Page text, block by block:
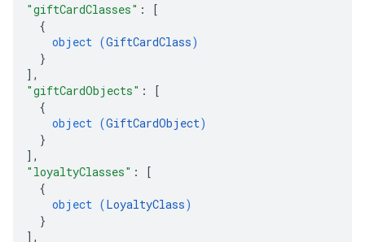
"giftCardClasses" :
[
{
object (GiftCardClass)
}
] ,
"giftCardObjects" :
[
{
object (GiftCardObject)
}
] ,
"loyaltyClasses" :
[
{
object (LoyaltyClass)
}
] ,